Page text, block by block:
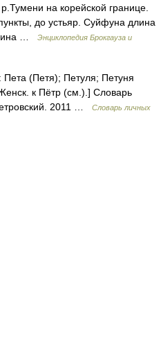
на корейской границе.
до устьяр. Суйфуна длина
…
Энциклопедия Брокгауза и
(Петя); Петуля; Петуня
к Пётр (см.).] Словарь
2011 …
Словарь личных